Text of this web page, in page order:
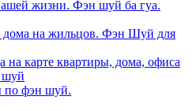
жизни. Фэн шуй ба гуа.
дома на жильцов. Фэн Шуй для
на карте квартиры, дома, офиса
шуй
по фэн шуй.